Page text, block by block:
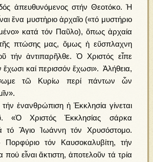
ἀπευθυνόμενος στήν Θεοτόκο. Ἡ
ἕνα μυστἠριο ἀρχαῖο («τό μυστήριο
κατά τόν Παῦλο), ὅπως ἀρχαία
πτώσης μας, ὅμως ἡ εὕσπλαχνη
τήν ἀντιπαρῆλθε. Ὁ Χριστός εἶπε
ἔχωσι καί περισσόν ἔχωσι». Ἁλήθεια,
τῶ Κυρίω περί πάντων ὦν
ἐνανθρώπιση ἡ Ἑκκλησία γίνεται
«Ὁ Χριστός Ἐκκλησίας σάρκα
τό Ἅγιο Ἰωάννη τόν Χρυσόστομο.
τόν Καυσοκαλυβίτη, τήν
πού εἶναι ἄκτιστη, ἀποτελοῦν τά τρία